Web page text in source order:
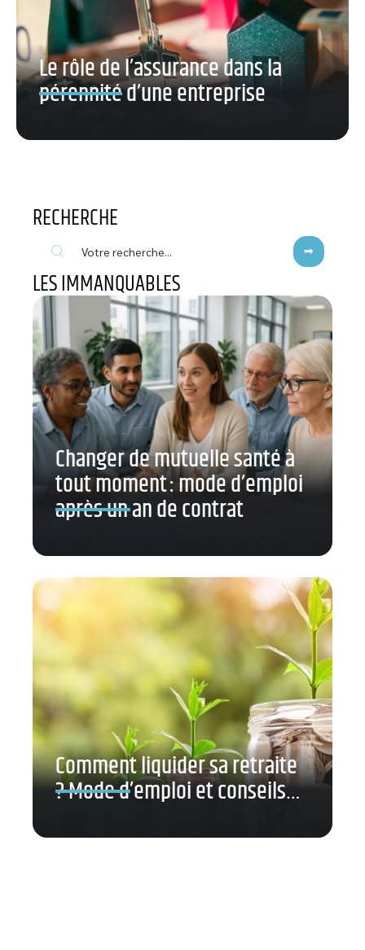
Le rôle de l’assurance dans la
pérennité d’une entreprise
RECHERCHE
LES IMMANQUABLES
Changer de mutuelle santé à
tout moment : mode d’emploi
après un an de contrat
Comment liquider sa retraite
? Mode d’emploi et conseils…